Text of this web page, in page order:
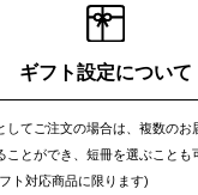
ギフト設定について
してご注文の場合は、複数のお
ことができ、短冊を選ぶことも
ト対応商品に限ります)